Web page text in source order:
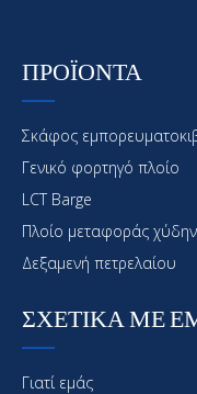
ΠΡΟΪΟΝΤΑ
Σκάφος
Γενικό φορτηγό πλοίο
LCT Barge
Πλοίο μεταφοράς
Δεξαμενή πετρελαίου
ΣΧΕΤΙΚΑ ΜΕ
Γιατί εμάς